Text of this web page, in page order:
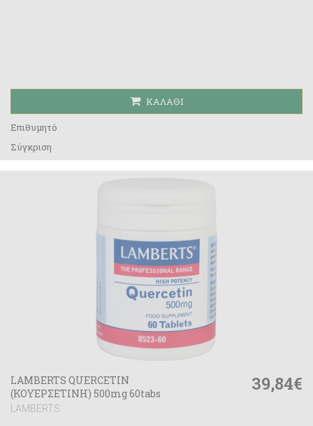
ΚΑΛΆΘΙ
Επιθυμητό
Σύγκριση
LAMBERTS QUERCETIN
(ΚΟΥΕΡΣΕΤΙΝΗ) 500mg 60tabs
LAMBERTS
39,84€